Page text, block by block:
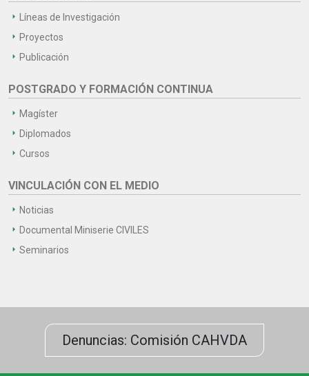
Líneas de Investigación
Proyectos
Publicación
POSTGRADO Y FORMACIÓN CONTINUA
Magíster
Diplomados
Cursos
VINCULACIÓN CON EL MEDIO
Noticias
Documental Miniserie CIVILES
Seminarios
Denuncias: Comisión CAHVDA